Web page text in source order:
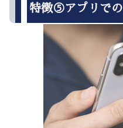
特徴⑤アプリで